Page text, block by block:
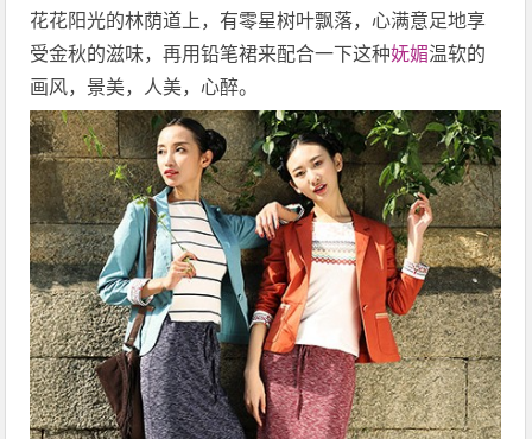
花花阳光的林荫道上，有零星树叶飘落，心满意足地享
受金秋的滋味，再用铅笔裙来配合一下这种妩媚温软的
画风，景美，人美，心醉。